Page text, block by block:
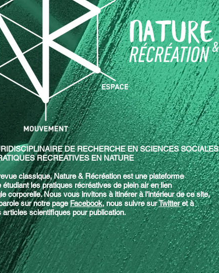
DE RECHERCHE EN SCIENCES SOCIALES
RECREATIVES EN NATURE
classique, Nature & Récréation est une plateforme
étudiant les pratiques récréatives de plein air en lien
corporelle. Nous vous invitons à itinérer à l'intérieur de ce site,
sur notre pageFacebook, nous suivre surTwitteret à
articles scientifiques pour publication.